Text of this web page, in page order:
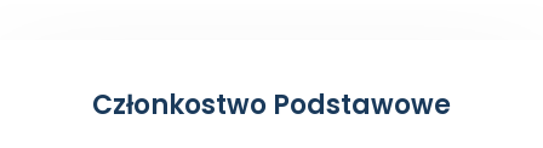
Członkostwo Podstawowe